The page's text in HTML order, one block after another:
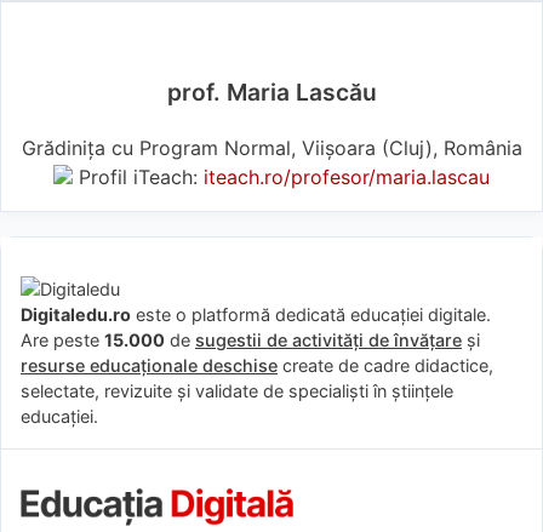
prof. Maria Lascău
Grădinița cu Program Normal, Viișoara (Cluj), România
Profil iTeach: iteach.ro/profesor/maria.lascau
Digitaledu.ro este o platformă dedicată educației digitale.
Are peste 15.000 de sugestii de activități de învățare și
resurse educaționale deschise create de cadre didactice,
selectate, revizuite și validate de specialiști în științele
educației.